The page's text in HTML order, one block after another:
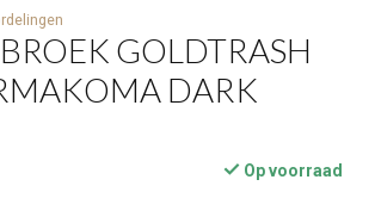
GOLDTRASH
DARK
Op voorraad